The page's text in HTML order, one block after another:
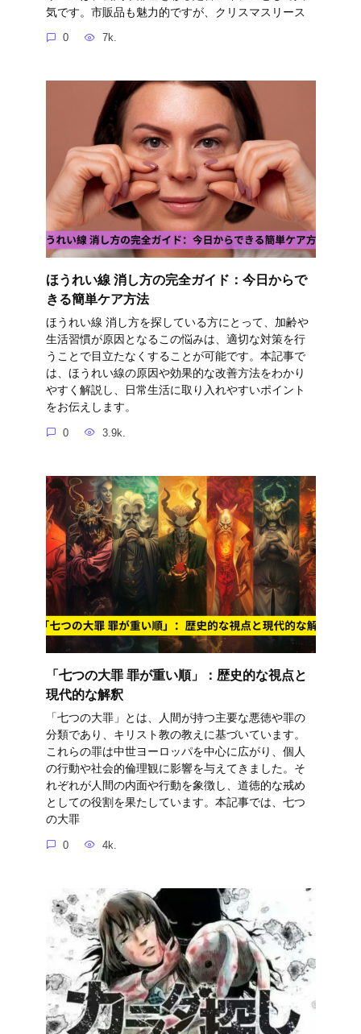
気です。市販品も魅力的ですが、クリスマスリース
0 7k.
ほうれい線 消し方の完全ガイド：今日からで
きる簡単ケア方法
ほうれい線 消し方を探している方にとって、加齢や
生活習慣が原因となるこの悩みは、適切な対策を行
うことで目立たなくすることが可能です。本記事で
は、ほうれい線の原因や効果的な改善方法をわかり
やすく解説し、日常生活に取り入れやすいポイント
をお伝えします。
0 3.9k.
「七つの大罪 罪が重い順」：歴史的な視点と
現代的な解釈
「七つの大罪」とは、人間が持つ主要な悪徳や罪の
分類であり、キリスト教の教えに基づいています。
これらの罪は中世ヨーロッパを中心に広がり、個人
の行動や社会的倫理観に影響を与えてきました。そ
れぞれが人間の内面や行動を象徴し、道徳的な戒め
としての役割を果たしています。本記事では、七つ
の大罪
0 4k.